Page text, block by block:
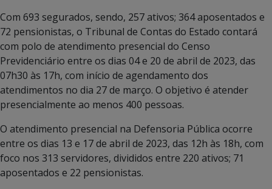
Com 693 segurados, sendo, 257 ativos; 364 aposentados e
72 pensionistas, o Tribunal de Contas do Estado contará
com polo de atendimento presencial do Censo
Previdenciário entre os dias 04 e 20 de abril de 2023, das
07h30 às 17h, com início de agendamento dos
atendimentos no dia 27 de março. O objetivo é atender
presencialmente ao menos 400 pessoas.
O atendimento presencial na Defensoria Pública ocorre
entre os dias 13 e 17 de abril de 2023, das 12h às 18h, com
foco nos 313 servidores, divididos entre 220 ativos; 71
aposentados e 22 pensionistas.